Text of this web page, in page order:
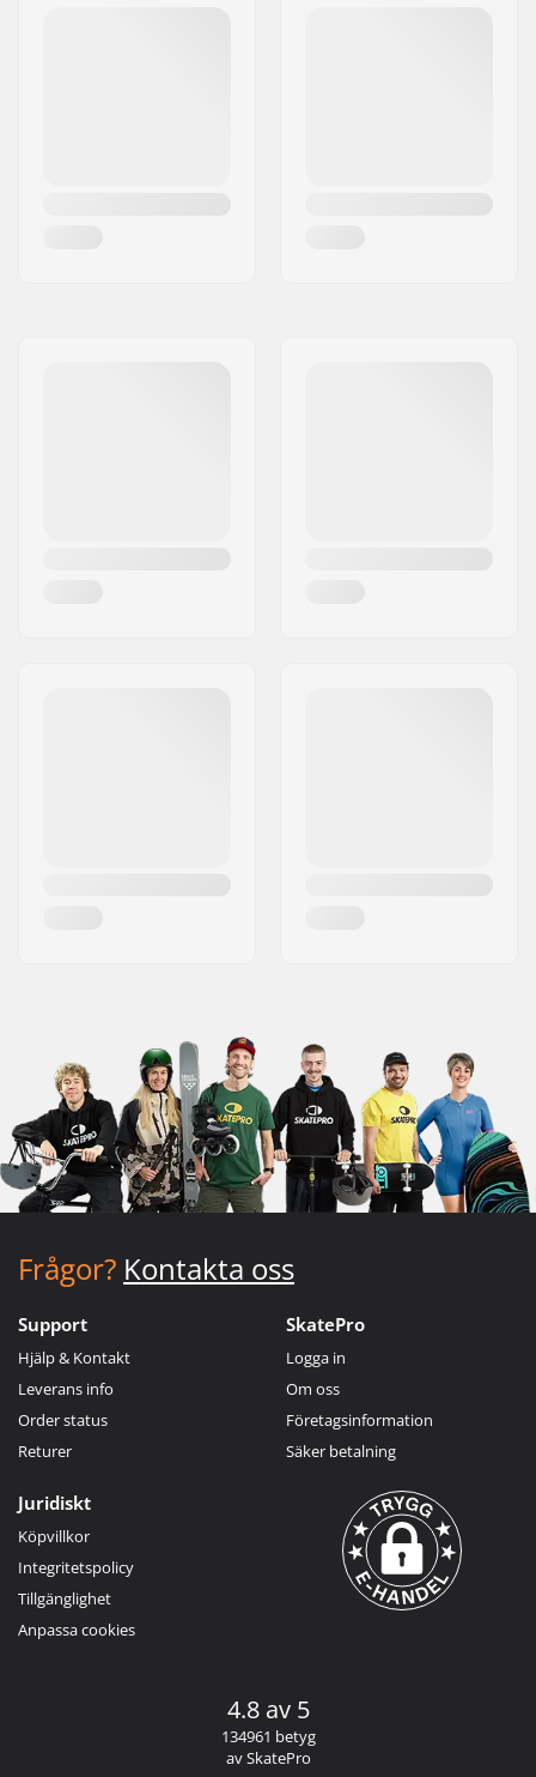
Frågor? Kontakta oss
Support
Hjälp & Kontakt
Leverans info
Order status
Returer
SkatePro
Logga in
Om oss
Företagsinformation
Säker betalning
Juridiskt
Köpvillkor
Integritetspolicy
Tillgänglighet
Anpassa cookies
4.8 av 5
134961 betyg
av SkatePro